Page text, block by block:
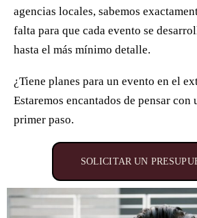
agencias locales, sabemos
falta para que cada evento se
hasta el más mínimo detalle.
¿Tiene planes para un evento en el
Estaremos encantados de pensar con
primer paso.
SOLICITAR UN